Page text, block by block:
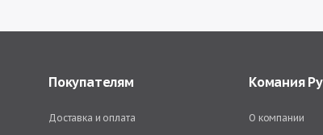
Покупателям
Доставка и оплата
Комания
О компании